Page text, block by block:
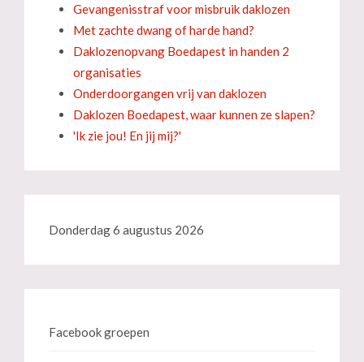
Gevangenisstraf voor misbruik daklozen
Met zachte dwang of harde hand?
Daklozenopvang Boedapest in handen 2
organisaties
Onderdoorgangen vrij van daklozen
Daklozen Boedapest, waar kunnen ze slapen?
'Ik zie jou! En jij mij?'
Donderdag 6 augustus 2026
Facebook groepen